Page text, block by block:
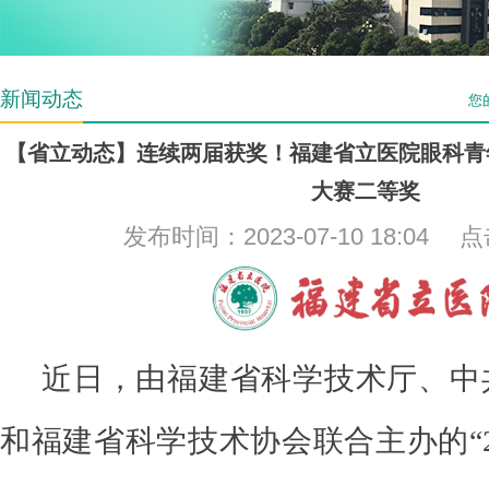
新闻动态 您
【省立动态】连续两届获奖！福建省立医院眼科
大赛二等奖
发布时间：2023-07-10 18:04 点
近日，由福建省科学技术厅、
和福建省科学技术协会联合主办的